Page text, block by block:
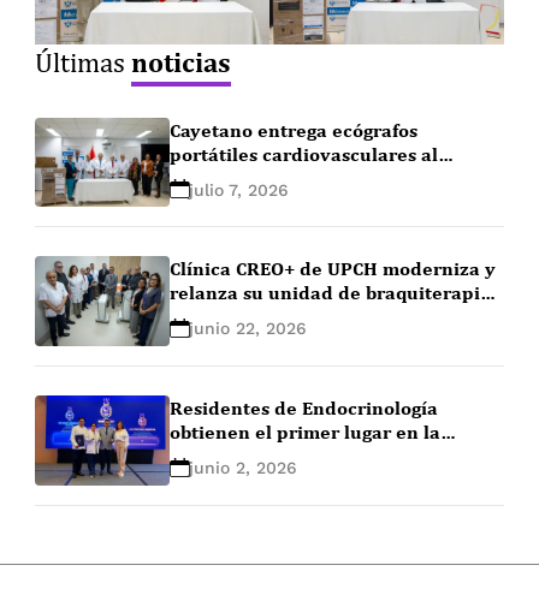
Últimasnoticias
Cayetano entrega ecógrafos
portátiles cardiovasculares al
Instituto Nacional Cardiovascular
para fortalecer la atención
asistencial
julio 7, 2026
Clínica CREO+ de UPCH moderniza y
relanza su unidad de braquiterapia
como único centro de
radiooncología de Lima Norte
junio 22, 2026
Residentes de Endocrinología
obtienen el primer lugar en la
EndoLeague 2026
junio 2, 2026